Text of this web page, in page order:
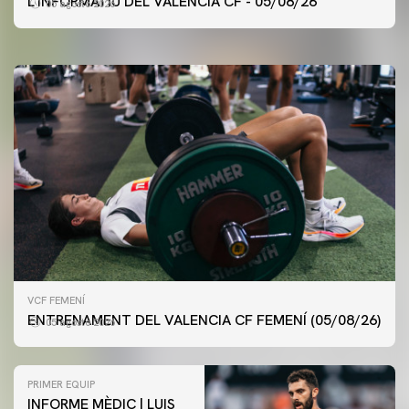
05 agosto 2026
VCF FEMENÍ
ENTRENAMENT DEL VALENCIA CF FEMENÍ (05/08/26)
05 agosto 2026
PRIMER EQUIP
INFORME MÈDIC | LUIS